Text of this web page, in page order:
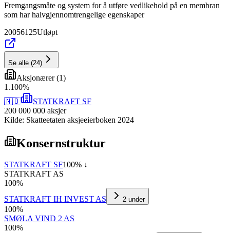
Fremgangsmåte og system for å utføre vedlikehold på en membran
som har halvgjennomtrengelige egenskaper
20056125Utløpt
Se alle (24)
Aksjonærer(1)
1 .100%
🇳🇴
STATKRAFT SF
200 000 000 aksjer
Kilde: Skatteetaten aksjeeierboken 2024
Konsernstruktur
STATKRAFT SF100% ↓
STATKRAFT AS
100%
STATKRAFT IH INVEST AS
2 under
100%
SMØLA VIND 2 AS
100%